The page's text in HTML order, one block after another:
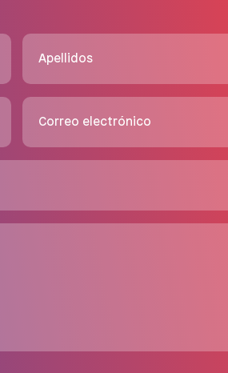
Apellidos
Correo electrónico